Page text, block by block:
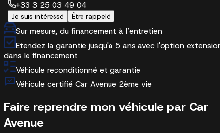
+33 3 25 03 49 04
Je suis intéressé Être rappelé
Sur mesure, du financement à l’entretien
Etendez la garantie jusqu'à 5 ans avec l'option
dans le financement
Véhicule reconditionné et garantie
Véhicule certifié Car Avenue 2ème vie
Faire reprendre mon véhicule par Car
Avenue